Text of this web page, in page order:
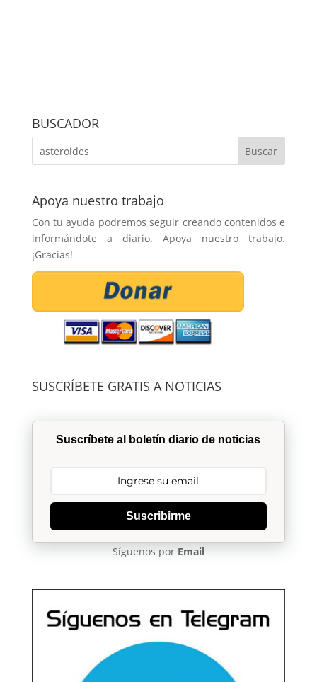
BUSCADOR
Apoya nuestro trabajo
Con tu ayuda podremos seguir creando contenidos e
informándote a diario. Apoya nuestro trabajo.
¡Gracias!
SUSCRÍBETE GRATIS A NOTICIAS
Suscríbete al boletín diario de noticias
Suscribirme
Síguenos por Email